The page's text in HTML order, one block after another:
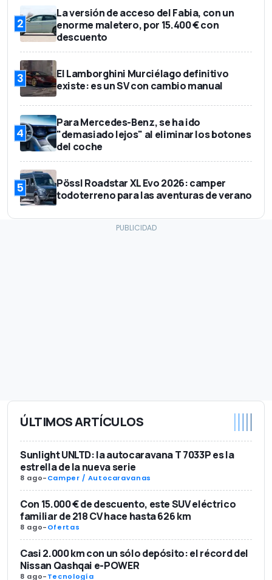
2
La versión de acceso del Fabia, con un
enorme maletero, por 15.400 € con
descuento
3
El Lamborghini Murciélago definitivo
existe: es un SV con cambio manual
4
Para Mercedes-Benz, se ha ido
"demasiado lejos" al eliminar los botones
del coche
5
Pössl Roadstar XL Evo 2026: camper
todoterreno para las aventuras de verano
ÚLTIMOS ARTÍCULOS
Sunlight UNLTD: la autocaravana T 7033P es la
estrella de la nueva serie
8 ago-Camper / Autocaravanas
Con 15.000 € de descuento, este SUV eléctrico
familiar de 218 CV hace hasta 626 km
8 ago-Ofertas
Casi 2.000 km con un sólo depósito: el récord del
Nissan Qashqai e-POWER
8 ago-Tecnología